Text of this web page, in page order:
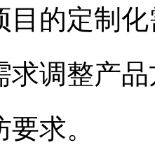
目的定制
求调整产
求。